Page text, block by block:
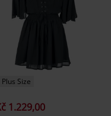
Plus Size
1.229,00